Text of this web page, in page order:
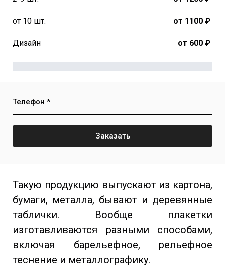
от 10 шт. от 1100 ₽
Дизайн от 600 ₽
Телефон *
Заказать
Такую продукцию выпускают из картона,
бумаги, металла, бывают и деревянные
таблички. Вообще плакетки
изготавливаются разными способами,
включая барельефное, рельефное
теснение и металлографику.